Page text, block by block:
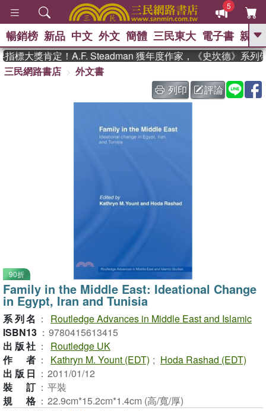
5
GO
The Odyssey 、 父親節 、 如果歷
史是一群喵 、 暑期推薦 、 國際布克
偉大的迷走神經
暢銷榜 新品 中文 外文 簡體 三民東大 電子書 親子
標大獎肯定！A.F. Steadman 獲年度作家，《史坎德》系列帶
三民網路書店
外文書
列印
評論
90折
Family in the Middle East: Ideational Change
in Egypt, Iran and Tunisia
系列名 ：
Routledge Advances in Middle East and Islamic
ISBN13 ： 9780415613415
出版社 ：
Routledge UK
作者 ： Kathryn M. Yount (EDT) ; Hoda Rashad (EDT)
出版日 ： 2011/01/12
裝訂 ： 平裝
規格 ： 22.9cm*15.2cm*1.4cm (高/寬/厚)